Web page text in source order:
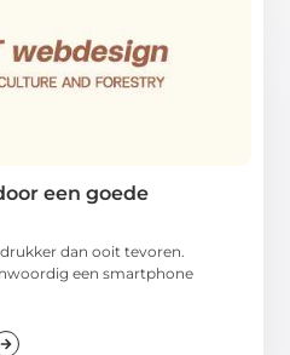
een goede
dan ooit tevoren.
een smartphone